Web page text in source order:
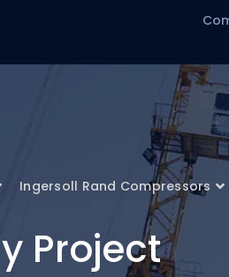
Ingersoll Rand Compressors
Project